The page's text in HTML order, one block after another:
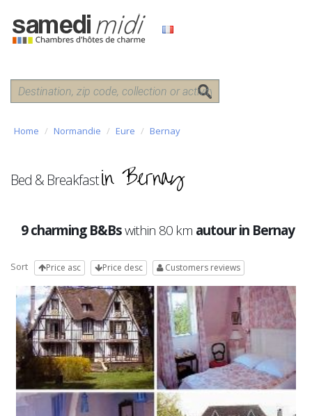
Home Normandie Eure Bernay
Bed & Breakfastin Bernay
9 charming B&Bswithin 80 km autour in Bernay
Sort Price asc Price desc Customers reviews